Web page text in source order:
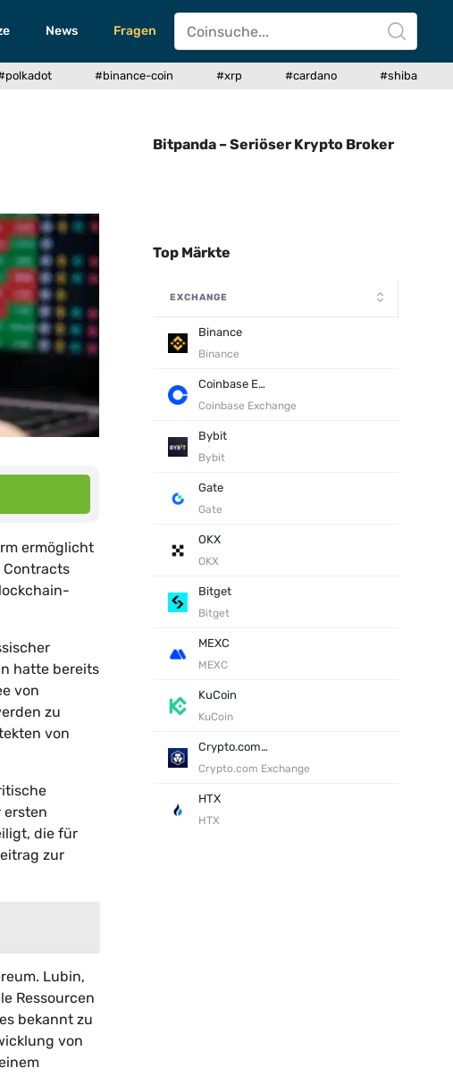
News Fragen
#binance-coin #xrp #cardano #shiba
ermöglicht
Contracts
hatte bereits
von
zu
von
ersten
die für
zur
Lubin,
Ressourcen
bekannt zu
von
Bitpanda – Seriöser Krypto Broker
Top Märkte
EXCHANGE
Binance
Binance
Coinbase Exchange
Coinbase Exchange
Bybit
Bybit
Gate
Gate
OKX
OKX
Bitget
Bitget
MEXC
MEXC
KuCoin
KuCoin
Crypto.com Exchange
Crypto.com Exchange
HTX
HTX